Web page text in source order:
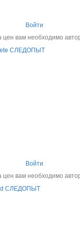
Войти
цен вам необходимо
СЛЕДОПЫТ
Войти
цен вам необходимо
СЛЕДОПЫТ